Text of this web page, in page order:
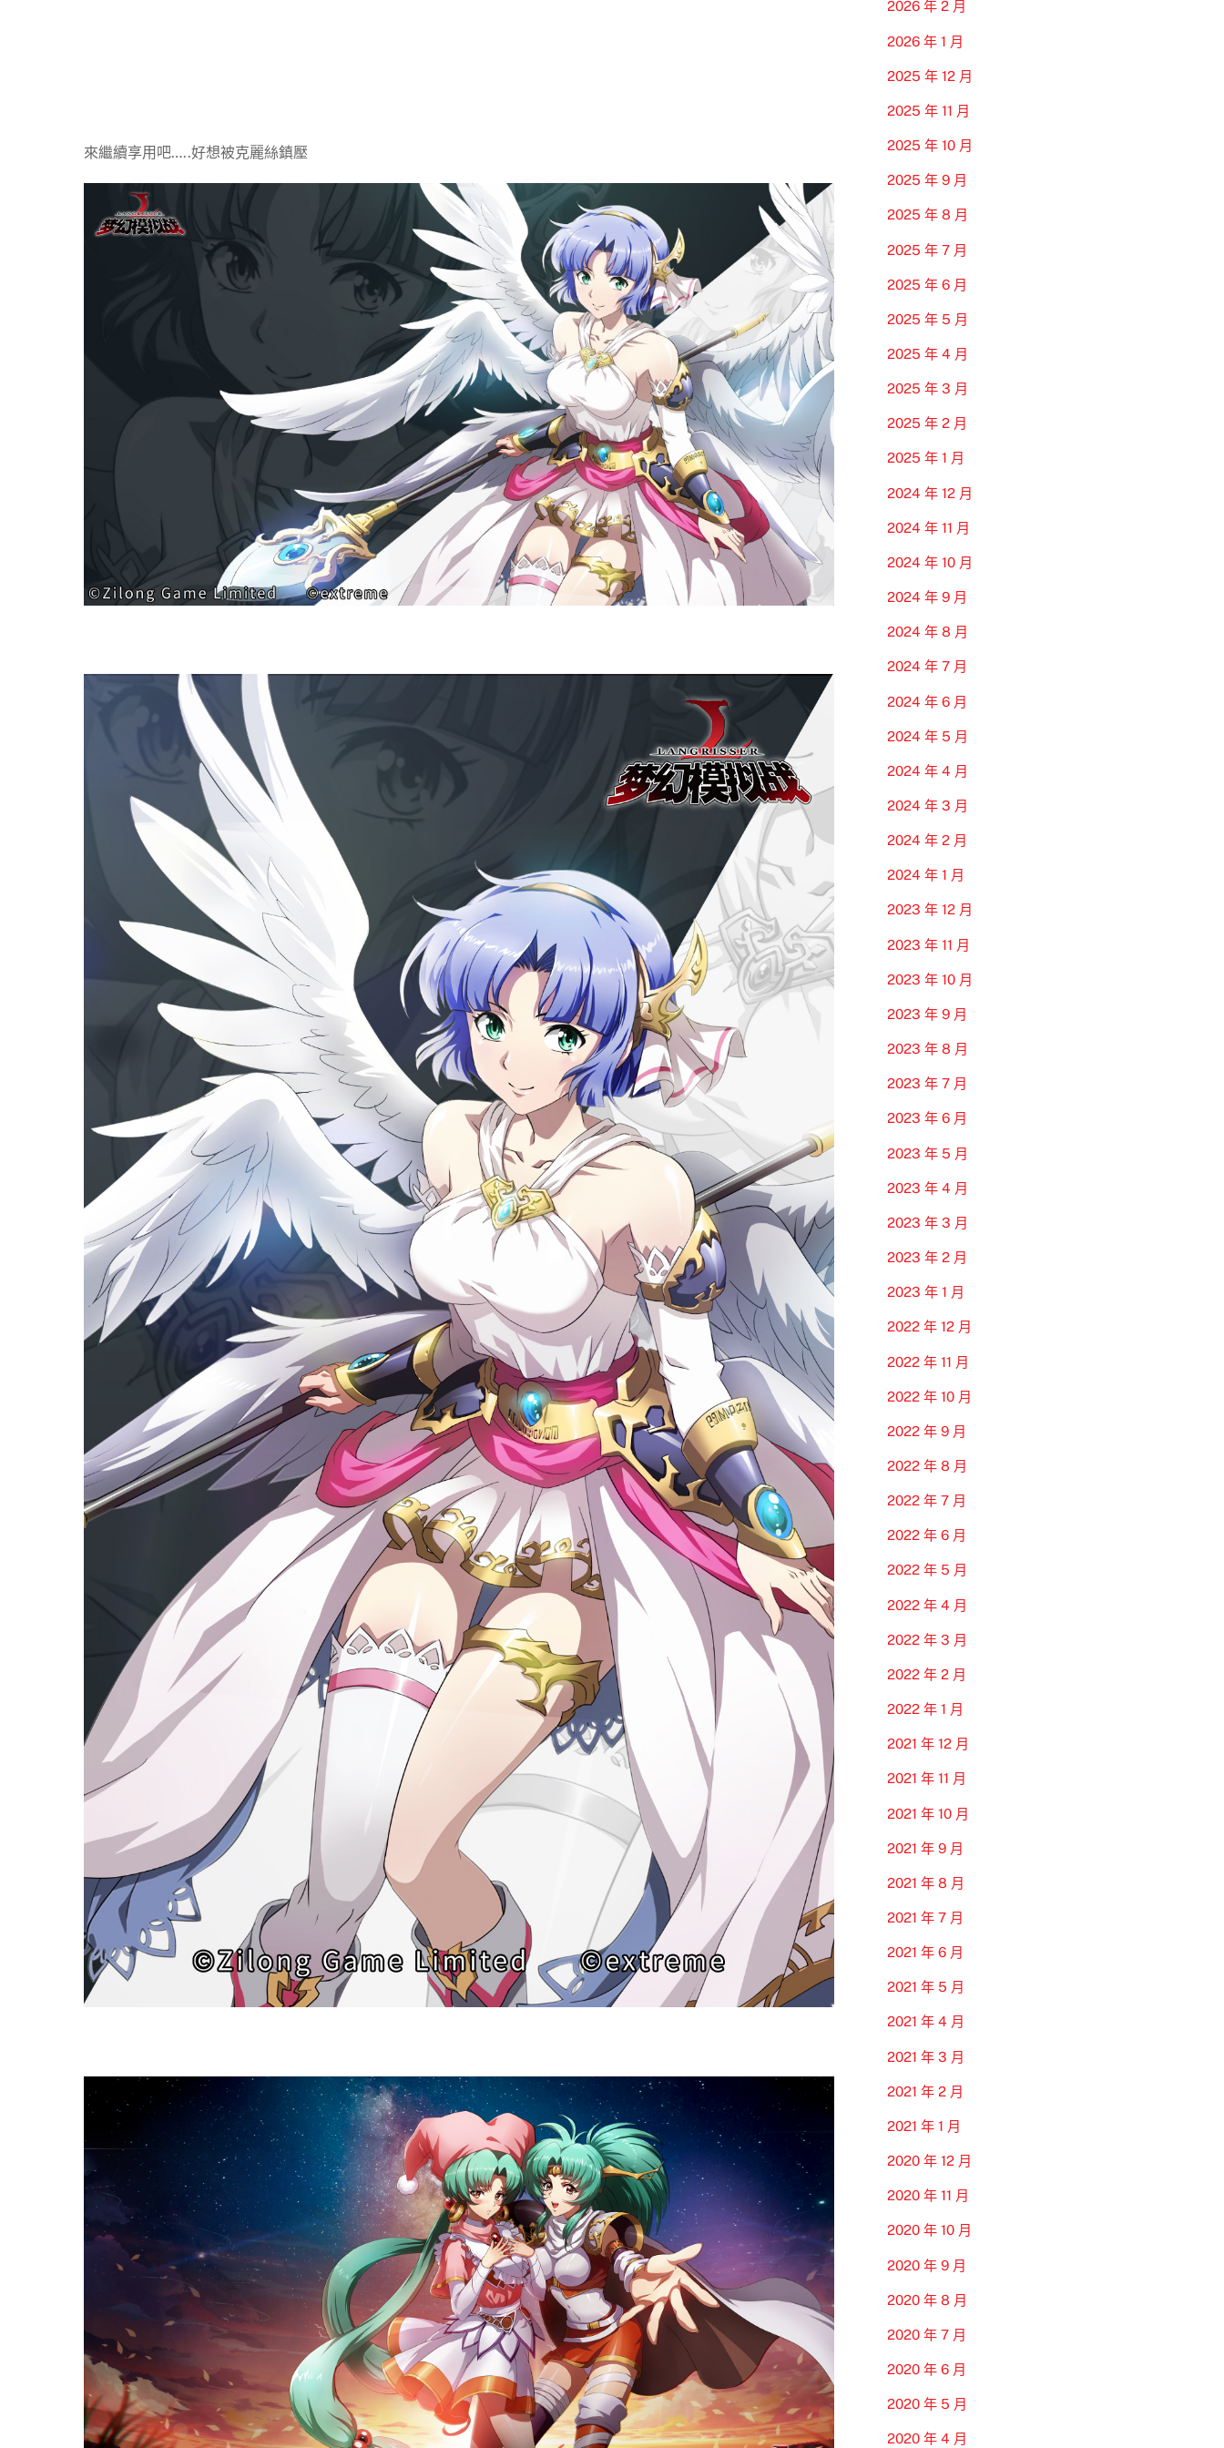
來繼續享用吧…..好想被克麗絲鎮壓
2026 年 2 月
2026 年 1 月
2025 年 12 月
2025 年 11 月
2025 年 10 月
2025 年 9 月
2025 年 8 月
2025 年 7 月
2025 年 6 月
2025 年 5 月
2025 年 4 月
2025 年 3 月
2025 年 2 月
2025 年 1 月
2024 年 12 月
2024 年 11 月
2024 年 10 月
2024 年 9 月
2024 年 8 月
2024 年 7 月
2024 年 6 月
2024 年 5 月
2024 年 4 月
2024 年 3 月
2024 年 2 月
2024 年 1 月
2023 年 12 月
2023 年 11 月
2023 年 10 月
2023 年 9 月
2023 年 8 月
2023 年 7 月
2023 年 6 月
2023 年 5 月
2023 年 4 月
2023 年 3 月
2023 年 2 月
2023 年 1 月
2022 年 12 月
2022 年 11 月
2022 年 10 月
2022 年 9 月
2022 年 8 月
2022 年 7 月
2022 年 6 月
2022 年 5 月
2022 年 4 月
2022 年 3 月
2022 年 2 月
2022 年 1 月
2021 年 12 月
2021 年 11 月
2021 年 10 月
2021 年 9 月
2021 年 8 月
2021 年 7 月
2021 年 6 月
2021 年 5 月
2021 年 4 月
2021 年 3 月
2021 年 2 月
2021 年 1 月
2020 年 12 月
2020 年 11 月
2020 年 10 月
2020 年 9 月
2020 年 8 月
2020 年 7 月
2020 年 6 月
2020 年 5 月
2020 年 4 月